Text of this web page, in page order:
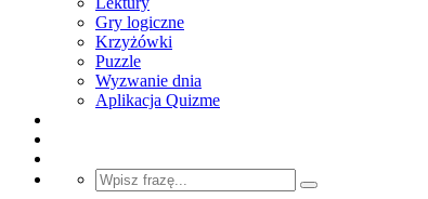
Gry logiczne
Krzyżówki
Puzzle
Wyzwanie dnia
Aplikacja Quizme